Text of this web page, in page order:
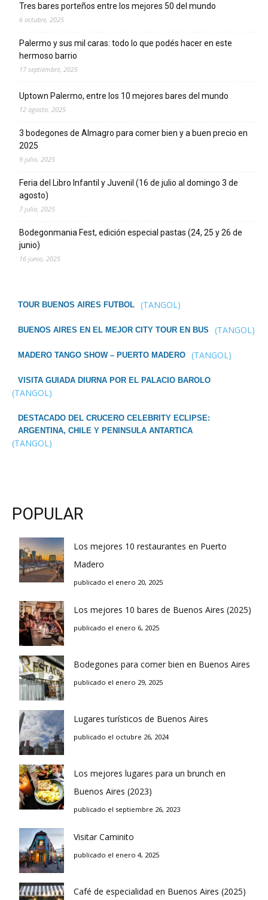
Tres bares porteños entre los mejores 50 del mundo
6 octubre, 2025
Palermo y sus mil caras: todo lo que podés hacer en este
hermoso barrio
17 septiembre, 2025
Uptown Palermo, entre los 10 mejores bares del mundo
12 agosto, 2025
3 bodegones de Almagro para comer bien y a buen precio en
2025
9 julio, 2025
Feria del Libro Infantil y Juvenil (16 de julio al domingo 3 de
agosto)
7 julio, 2025
Bodegonmania Fest, edición especial pastas (24, 25 y 26 de
junio)
16 junio, 2025
TOUR BUENOS AIRES FUTBOL (TANGOL)
BUENOS AIRES EN EL MEJOR CITY TOUR EN BUS (TANGOL)
MADERO TANGO SHOW – PUERTO MADERO (TANGOL)
VISITA GUIADA DIURNA POR EL PALACIO BAROLO
(TANGOL)
DESTACADO DEL CRUCERO CELEBRITY ECLIPSE:
ARGENTINA, CHILE Y PENINSULA ANTARTICA
(TANGOL)
POPULAR
Los mejores 10 restaurantes en Puerto
Madero
publicado el enero 20, 2025
Los mejores 10 bares de Buenos Aires (2025)
publicado el enero 6, 2025
Bodegones para comer bien en Buenos Aires
publicado el enero 29, 2025
Lugares turísticos de Buenos Aires
publicado el octubre 26, 2024
Los mejores lugares para un brunch en
Buenos Aires (2023)
publicado el septiembre 26, 2023
Visitar Caminito
publicado el enero 4, 2025
Café de especialidad en Buenos Aires (2025)